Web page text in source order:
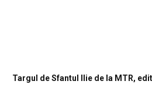
Targul de Sfantul Ilie de la MTR,